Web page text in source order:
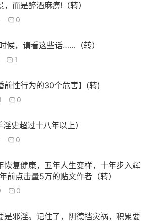
而是醉酒麻痹!（转）
0
候，请看这些话……（转）
1
前性行为的30个危害】(转)
0
史超过十八年以上）
0
恢复健康，五年人生变样，十年步入辉
点击量5万的贴文作者（转）
0
是邪淫。记住了，阴德挡灾祸，积累要